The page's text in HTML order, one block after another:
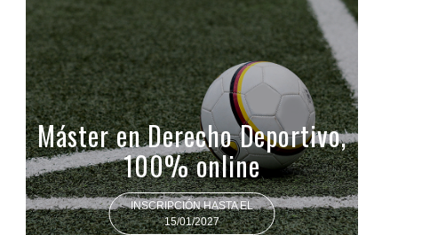
Máster en Derecho Deportivo,
100% online
INSCRIPCIÓN HASTA EL
15/01/2027